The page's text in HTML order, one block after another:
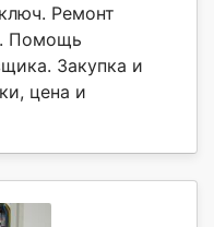
Ремонт
Помощь
Закупка и
цена и